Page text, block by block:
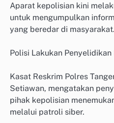
Aparat kepolisian kini
untuk mengumpulkan
yang beredar di masyarakat.
Polisi Lakukan
Kasat Reskrim Polres
Setiawan, mengatakan
pihak kepolisian
melalui patroli siber.